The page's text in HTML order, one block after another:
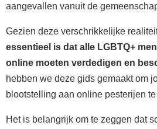
aangevallen vanuit de
Gezien deze verschrikkelijke
essentieel is dat alle LGBTQ+
online moeten verdedigen en
hebben we deze gids gemaakt om
blootstelling aan online pesterijen
Het is belangrijk om te zeggen dat